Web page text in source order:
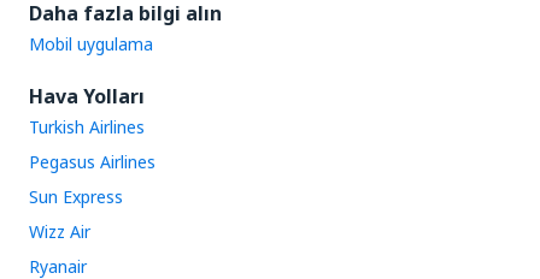
Daha fazla bilgi alın
Mobil uygulama
Hava Yolları
Turkish Airlines
Pegasus Airlines
Sun Express
Wizz Air
Ryanair